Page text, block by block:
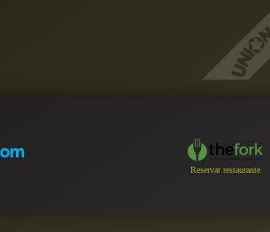
Reservar restaurante